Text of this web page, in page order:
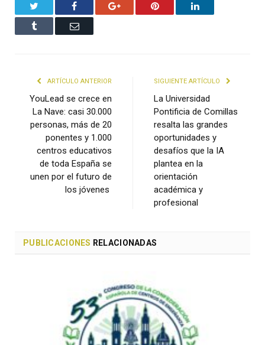
Facebook Google+ Pinterest LinkedIn
Tumblr Email
ARTÍCULO ANTERIOR
YouLead se crece en
La Nave: casi 30.000
personas, más de 20
ponentes y 1.000
centros educativos
de toda España se
unen por el futuro de
los jóvenes
SIGUIENTE ARTÍCULO
La Universidad
Pontificia de Comillas
resalta las grandes
oportunidades y
desafíos que la IA
plantea en la
orientación
académica y
profesional
PUBLICACIONES RELACIONADAS